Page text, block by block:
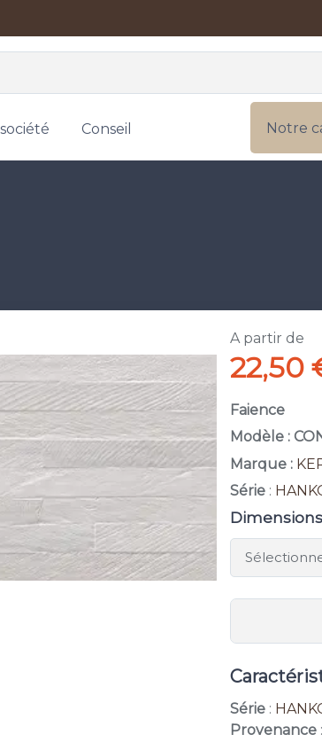
Conseil Notre
A partir de
22,50
Faience
Modèle :
Marque :
Série :
Dimensions
Série :
Provenance